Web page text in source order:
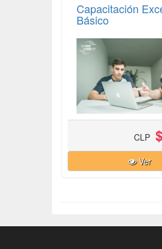
Capacitación
Básico
CLP
Ver